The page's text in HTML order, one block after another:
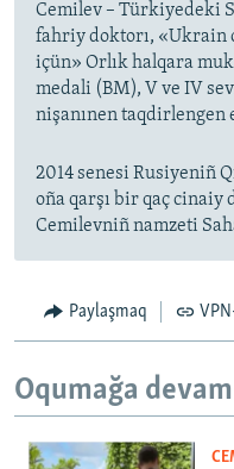
Cemilev – Türkiyedeki
fahriy doktorı, «Ukrain
içün» Orlık halqara
medali (BM), V ve IV
nişanınen taqdirlengen
2014 senesi Rusiyeniñ
oña qarşı bir qaç cinaiy
Cemilevniñ namzeti
Paylaşmaq
Oqumağa